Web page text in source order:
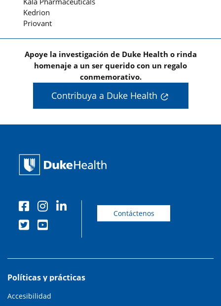
Kedrion
Priovant
Apoye la investigación de Duke Health o rinda
homenaje a un ser querido con un regalo
conmemorativo.
Contribuya a Duke Health
Contáctenos
Políticas y prácticas
Accesibilidad